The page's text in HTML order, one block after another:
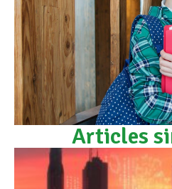
Articles